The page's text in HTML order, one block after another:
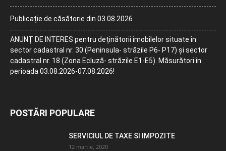
Publicație de căsătorie din 03.08.2026
ANUNȚ DE INTERES pentru deținătorii imobilelor situate în
sector cadastral nr. 30 (Peninsula- străzile P6- P17) și sector
cadastral nr. 18 (Zona Ecluză- străzile E1-E5). Măsurători în
perioada 03.08.2026-07.08.2026!
POSTĂRI POPULARE
SERVICIUL DE TAXE SI IMPOZITE
12 martie, 2020